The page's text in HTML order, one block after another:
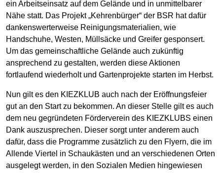
ein Arbeitseinsatz auf dem Gelände und in unmittelbarer
Nähe statt. Das Projekt „Kehrenbürger“ der BSR hat dafür
dankenswerterweise Reinigungsmaterialien, wie
Handschuhe, Westen, Müllsäcke und Greifer gesponsert.
Um das gemeinschaftliche Gelände auch zukünftig
ansprechend zu gestalten, werden diese Aktionen
fortlaufend wiederholt und Gartenprojekte starten im Herbst.
Nun gilt es den KIEZKLUB auch nach der Eröffnungsfeier
gut an den Start zu bekommen. An dieser Stelle gilt es auch
dem neu gegründeten Förderverein des KIEZKLUBS einen
Dank auszusprechen. Dieser sorgt unter anderem auch
dafür, dass die Programme zusätzlich zu den Flyern, die im
Allende Viertel in Schaukästen und an verschiedenen Orten
ausgelegt werden, in den Sozialen Medien hingewiesen